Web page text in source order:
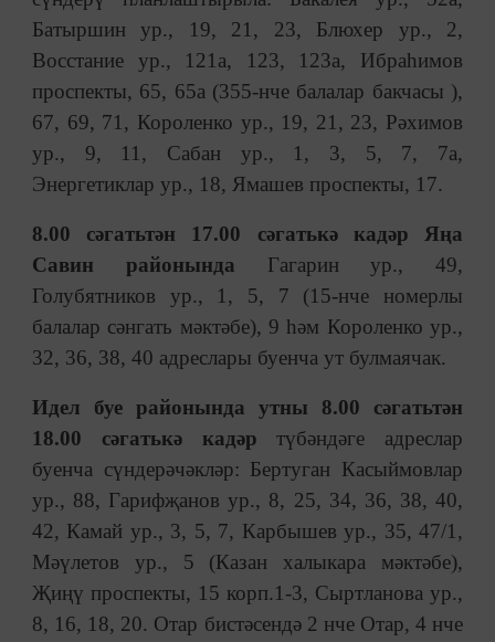
Батыршин ур., 19, 21, 23, Блюхер ур., 2,
Восстание ур., 121а, 123, 123а, Ибраһимов
проспекты, 65, 65а (355-нче балалар бакчасы ),
67, 69, 71, Короленко ур., 19, 21, 23, Рәхимов
ур., 9, 11, Сабан ур., 1, 3, 5, 7, 7а,
Энергетиклар ур., 18, Ямашев проспекты, 17.
8.00 сәгатьтән 17.00 сәгатькә кадәр Яңа
Савин районында Гагарин ур., 49,
Голубятников ур., 1, 5, 7 (15-нче номерлы
балалар сәнгать мәктәбе), 9 һәм Короленко ур.,
32, 36, 38, 40 адреслары буенча ут булмаячак.
Идел буе районында утны 8.00 сәгатьтән
18.00 сәгатькә кадәр түбәндәге адреслар
буенча сүндерәчәкләр: Бертуган Касыймовлар
ур., 88, Гарифҗанов ур., 8, 25, 34, 36, 38, 40,
42, Камай ур., 3, 5, 7, Карбышев ур., 35, 47/1,
Мәүлетов ур., 5 (Казан халыкара мәктәбе),
Җиңү проспекты, 15 корп.1-3, Сыртланова ур.,
8, 16, 18, 20. Отар бистәсендә 2 нче Отар, 4 нче